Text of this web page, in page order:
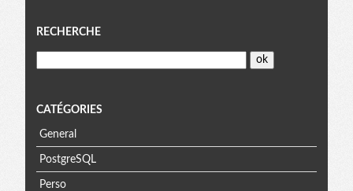
Menu
RECHERCHE
CATÉGORIES
General
PostgreSQL
Perso